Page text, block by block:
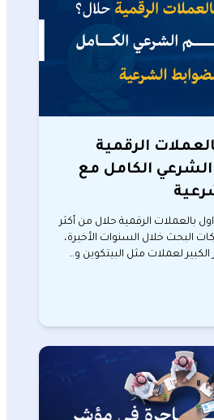
الرقمية
الشرعي الكامل مع
بالعملات الرقمية حلال من أكثر
البحث خلال السنوات الأخيرة،
لعملات مثل البيتكوين و…